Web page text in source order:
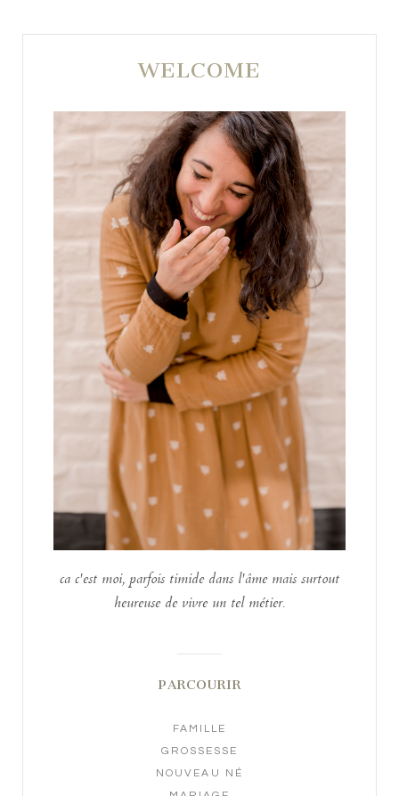
WELCOME
ca c'est moi, parfois timide dans l'âme mais surtout
heureuse de vivre un tel métier.
PARCOURIR
FAMILLE
GROSSESSE
NOUVEAU NÉ